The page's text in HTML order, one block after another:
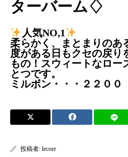
ターバーム♢
人気NO,1
柔らかく、まとまりのあ
度がある日もクセの戻り
もの！スウィートなロー
とつです。
ミルボン・・・２２００
投稿者: lecoer